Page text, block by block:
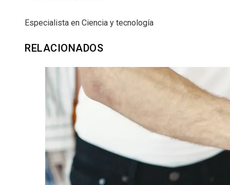
Especialista en Ciencia y tecnología
RELACIONADOS